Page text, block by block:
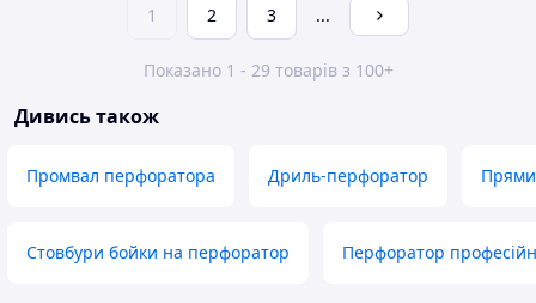
1 2 3 ...
Показано 1 - 29 товарів з 100+
Дивись також
Промвал перфоратора Дриль-перфоратор
Стовбури бойки на перфоратор Перфоратор